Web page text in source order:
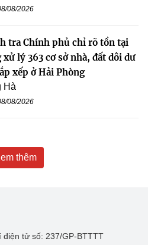
08/2026
tra Chính phủ chỉ rõ tồn tại
lý 363 cơ sở nhà, đất dôi dư
xếp ở Hải Phòng
Hà
08/2026
thêm
tử số: 237/GP-BTTTT